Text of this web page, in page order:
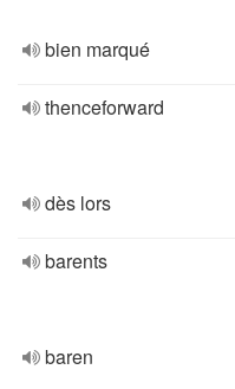
bien marqué
thenceforward
dès lors
barents
baren